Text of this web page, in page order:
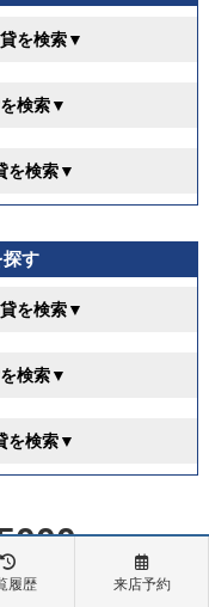
を検索▼
検索▼
を検索▼
探す
を検索▼
検索▼
を検索▼
履歴 来店予約